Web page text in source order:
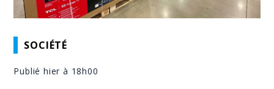
SOCIÉTÉ
Publié hier à 18h00